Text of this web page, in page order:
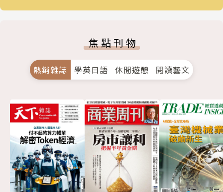
焦點刊物
熱銷雜誌 學英日語 休閒遊憩 閱讀藝文